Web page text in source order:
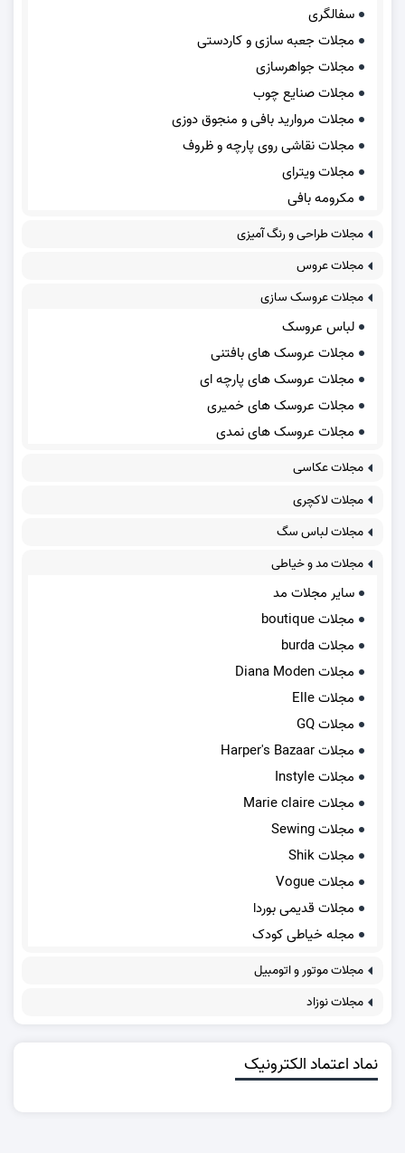
سفالگری
مجلات جعبه سازی و کاردستی
مجلات جواهرسازی
مجلات صنایع چوب
مجلات مروارید بافی و منجوق دوزی
مجلات نقاشی روی پارچه و ظروف
مجلات ویترای
مکرومه بافی
مجلات طراحی و رنگ آمیزی
مجلات عروس
مجلات عروسک سازی
لباس عروسک
مجلات عروسک های بافتنی
مجلات عروسک های پارچه ای
مجلات عروسک های خمیری
مجلات عروسک های نمدی
مجلات عکاسی
مجلات لاکچری
مجلات لباس سگ
مجلات مد و خیاطی
سایر مجلات مد
مجلات boutique
مجلات burda
مجلات Diana Moden
مجلات Elle
مجلات GQ
مجلات Harper's Bazaar
مجلات Instyle
مجلات Marie claire
مجلات Sewing
مجلات Shik
مجلات Vogue
مجلات قدیمی بوردا
مجله خیاطی کودک
مجلات موتور و اتومبیل
مجلات نوزاد
نماد اعتماد الکترونیک